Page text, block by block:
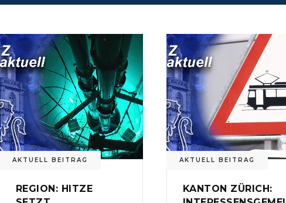
AKTUELL BEITRAG
REGION: HITZE
AKTUELL BEITRAG
KANTON ZÜRICH: